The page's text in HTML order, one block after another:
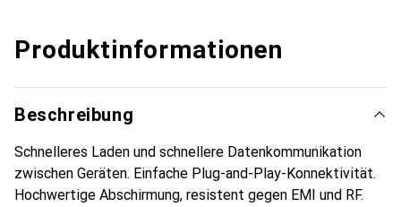
Produktinformationen
Beschreibung
Schnelleres Laden und schnellere Datenkommunikation
zwischen Geräten. Einfache Plug-and-Play-Konnektivität.
Hochwertige Abschirmung, resistent gegen EMI und RF.